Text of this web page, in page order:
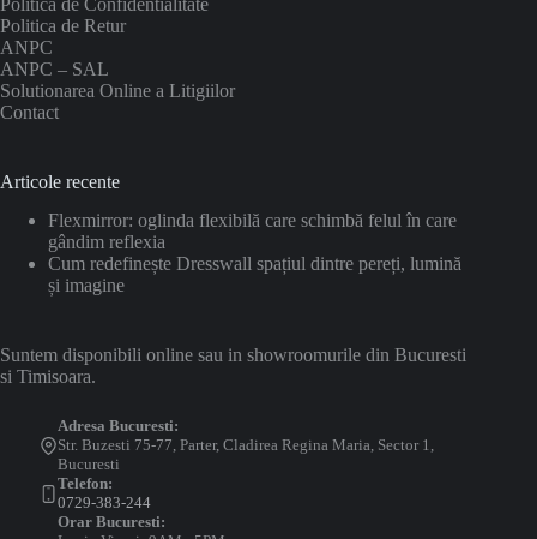
Politica de Retur
ANPC
ANPC – SAL
Solutionarea Online a Litigiilor
Contact
Articole recente
Flexmirror: oglinda flexibilă care schimbă felul în care
gândim reflexia
Cum redefinește Dresswall spațiul dintre pereți, lumină
și imagine
Suntem disponibili online sau in showroomurile din Bucuresti
si Timisoara.
Adresa Bucuresti:
Str. Buzesti 75-77, Parter, Cladirea Regina Maria, Sector 1,
Bucuresti
Telefon:
0729-383-244
Orar Bucuresti: